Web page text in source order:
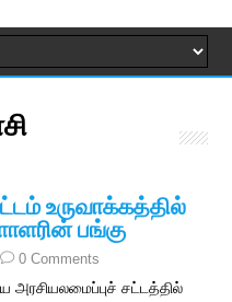
உருவாக்கத்தில்
பங்கு
0 Comments
அரசியலமைப்புச் சட்டத்தில்